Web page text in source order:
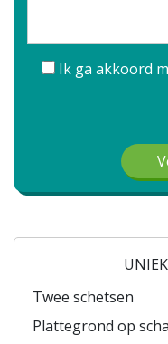
Ik ga akkoord
Gelieve dit veld leeg
Twee schetsen
Plattegrond op